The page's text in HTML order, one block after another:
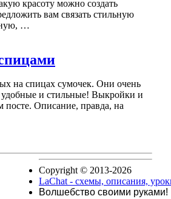
красоту можно создать
вам связать стильную
…
на спицах сумочек. Они очень
удобные и стильные! Выкройки и
посте. Описание, правда, на
Copyright © 2013-2026
LaChat - схемы, описания,
Волшебство своими руками!